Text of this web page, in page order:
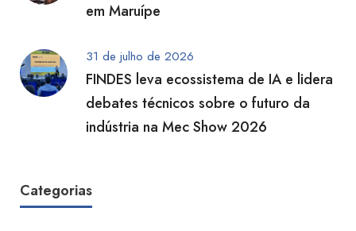
em Maruípe
31 de julho de 2026
FINDES leva ecossistema de IA e lidera
debates técnicos sobre o futuro da
indústria na Mec Show 2026
Categorias